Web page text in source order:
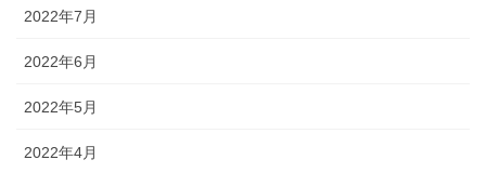
2022年7月
2022年6月
2022年5月
2022年4月